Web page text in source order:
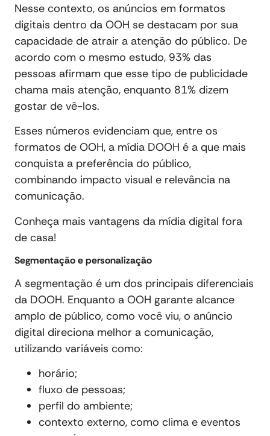
Nesse contexto, os anúncios em formatos
digitais dentro da OOH se destacam por sua
capacidade de atrair a atenção do público. De
acordo com o mesmo estudo, 93% das
pessoas afirmam que esse tipo de publicidade
chama mais atenção, enquanto 81% dizem
gostar de vê-los.
Esses números evidenciam que, entre os
formatos de OOH, a mídia DOOH é a que mais
conquista a preferência do público,
combinando impacto visual e relevância na
comunicação.
Conheça mais vantagens da mídia digital fora
de casa!
Segmentação e personalização
A segmentação é um dos principais diferenciais
da DOOH. Enquanto a OOH garante alcance
amplo de público, como você viu, o anúncio
digital direciona melhor a comunicação,
utilizando variáveis como:
horário;
fluxo de pessoas;
perfil do ambiente;
contexto externo, como clima e eventos